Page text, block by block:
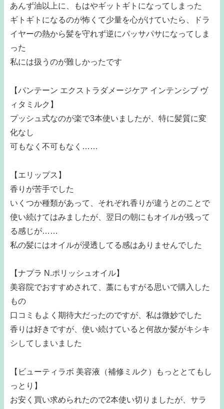
あんず油以上に、もはやギットギトになってしまった
ギトギトになるのが怖くて少量を心がけていたら、ドラ
イヤーの熱から髪を守れず逆にパッサパサになってしま
った
私には扱うのが難しかったです
【パンテーン エクストラダメージケア インテンシブ ヴ
ィタミルク】
プッシュ式なのが楽で3本使いましたが、特に髪質に変
化なし
可もなく不可もなく……
【エリップス】
香りが苦手でした
いくつか種類があって、それぞれ香りが違うとのことで
使い続けてはみましたが、翌日の朝にもオイルが残って
る感じが……
私の髪にはオイルが浸透してる感はありませんでした
【ナプラ N.ポリッシュオイル】
美容院でおすすめされて、藁にもすがる思いで購入した
もの
口コミもよく期待大だったのですが、私は微妙でした
香りは好きですが、使い続けていると何故か髪がキシキ
シしてしまいました
【ビューティラボ 美容液（補修ミルク）もっととてもし
っとり】
お安く買い求められたので2本使い切りましたが、サラ